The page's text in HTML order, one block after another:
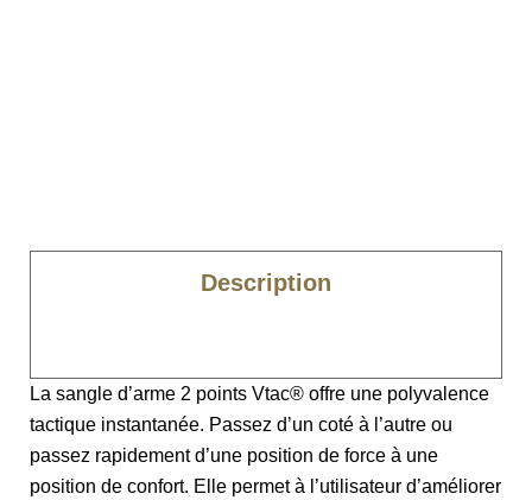
Description
La sangle d’arme 2 points Vtac® offre une polyvalence
tactique instantanée. Passez d’un coté à l’autre ou
passez rapidement d’une position de force à une
position de confort. Elle permet à l’utilisateur d’améliorer